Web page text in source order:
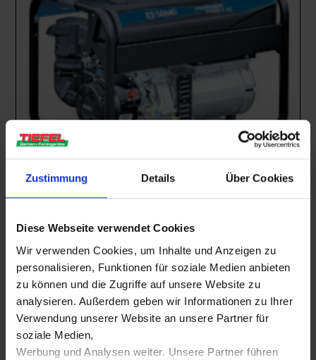
Zustimmung Details Über Cookies
Diese Webseite verwendet Cookies
Wir verwenden Cookies, um Inhalte und Anzeigen zu
personalisieren, Funktionen für soziale Medien anbieten
zu können und die Zugriffe auf unsere Website zu
analysieren. Außerdem geben wir Informationen zu Ihrer
Verwendung unserer Website an unsere Partner für
soziale Medien,
Werbung und Analysen weiter. Unsere Partner führen
Baumaschinen
Mietbar ab€45,00 inkl. 19% MwSt.
MIETBAR